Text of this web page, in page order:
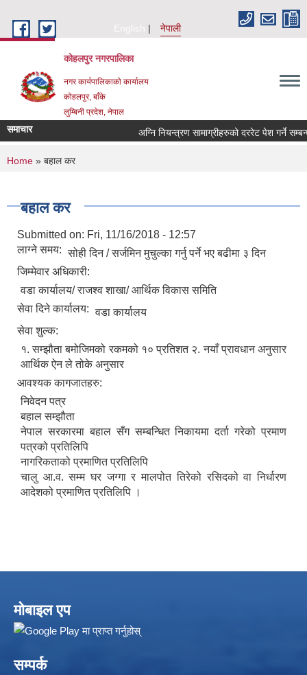
English
नेपाली
कोहलपुर नगरपालिका
नगर कार्यपालिकाको कार्यालय
कोहलपुर, बाँके
लुम्बिनी प्रदेश, नेपाल
समाचार
You are here
Home » बहाल कर
बहाल कर
Submitted on: Fri, 11/16/2018 - 12:57
लाग्ने समय: सोही दिन / सर्जमिन मुचुल्का गर्नु पर्ने भए बढीमा ३ दिन
जिम्मेवार अधिकारी:
वडा कार्यालय/ राजश्व शाखा/ आर्थिक विकास समिति
सेवा दिने कार्यालय: वडा कार्यालय
सेवा शुल्क:
१. सम्झौता बमोजिमको रकमको १० प्रतिशत २. नयाँ प्रावधान अनुसार
आर्थिक ऐन ले तोके अनुसार
आवश्यक कागजातहरु:
निवेदन पत्र
बहाल सम्झौता
नेपाल सरकारमा बहाल सँग सम्बन्धित निकायमा दर्ता गरेको प्रमाण
पत्रको प्रतिलिपि
नागरिकताको प्रमाणित प्रतिलिपि
चालु आ.व. सम्म घर जग्गा र मालपोत तिरेको रसिदको वा निर्धारण
आदेशको प्रमाणित प्रतिलिपि ।
मोबाइल एप
सम्पर्क